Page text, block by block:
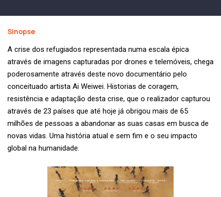
Sinopse
A crise dos refugiados representada numa escala épica
através de imagens capturadas por drones e telemóveis, chega
poderosamente através deste novo documentário pelo
conceituado artista Ai Weiwei. Historias de coragem,
resistência e adaptação desta crise, que o realizador capturou
através de 23 países que até hoje já obrigou mais de 65
milhões de pessoas a abandonar as suas casas em busca de
novas vidas. Uma história atual e sem fim e o seu impacto
global na humanidade.